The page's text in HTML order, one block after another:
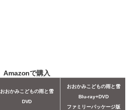
Amazonで購入
おおかみこどもの雨と雪
DVD
おおかみこどもの雨と雪
Blu-ray+DVD
ファミリーパッケージ版